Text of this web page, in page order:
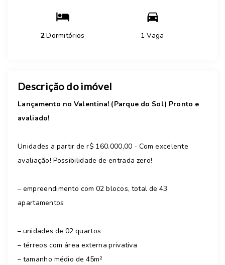
2Dormitórios 1 Vaga
Descrição do imóvel
Lançamento no Valentina! (Parque do Sol) Pronto e
avaliado!
Unidades a partir de r$ 160.000,00 - Com excelente
avaliação! Possibilidade de entrada zero!
– empreendimento com 02 blocos, total de 43
apartamentos
– unidades de 02 quartos
– térreos com área externa privativa
– tamanho médio de 45m²